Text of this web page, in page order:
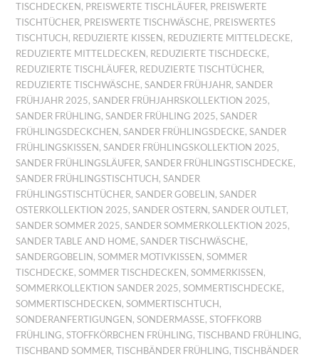
TISCHDECKEN , PREISWERTE TISCHLÄUFER, PREISWERTE
TISCHTÜCHER, PREISWERTE TISCHWÄSCHE, PREISWERTES
TISCHTUCH , REDUZIERTE KISSEN , REDUZIERTE MITTELDECKE,
REDUZIERTE MITTELDECKEN , REDUZIERTE TISCHDECKE,
REDUZIERTE TISCHLÄUFER, REDUZIERTE TISCHTÜCHER,
REDUZIERTE TISCHWÄSCHE,SANDER FRÜHJAHR,SANDER
FRÜHJAHR 2025,SANDER FRÜHJAHRSKOLLEKTION 2025,
SANDER FRÜHLING,SANDER FRÜHLING 2025,SANDER
FRÜHLINGSDECKCHEN ,SANDER FRÜHLINGSDECKE,SANDER
FRÜHLINGSKISSEN ,SANDER FRÜHLINGSKOLLEKTION 2025,
SANDER FRÜHLINGSLÄUFER,SANDER FRÜHLINGSTISCHDECKE,
SANDER FRÜHLINGSTISCHTUCH ,SANDER
FRÜHLINGSTISCHTÜCHER,SANDER GOBELIN ,SANDER
OSTERKOLLEKTION 2025,SANDER OSTERN ,SANDER OUTLET,
SANDER SOMMER 2025,SANDER SOMMERKOLLEKTION 2025,
SANDER TABLE AND HOME,SANDER TISCHWÄSCHE,
SANDERGOBELIN ,SOMMER MOTIVKISSEN ,SOMMER
TISCHDECKE,SOMMER TISCHDECKEN ,SOMMERKISSEN ,
SOMMERKOLLEKTION SANDER 2025,SOMMERTISCHDECKE,
SOMMERTISCHDECKEN ,SOMMERTISCHTUCH ,
SONDERANFERTIGUNGEN ,SONDERMASSE ,STOFFKORB
FRÜHLING,STOFFKÖRBCHEN FRÜHLING,TISCHBAND FRÜHLING,
TISCHBAND SOMMER,TISCHBÄNDER FRÜHLING,TISCHBÄNDER